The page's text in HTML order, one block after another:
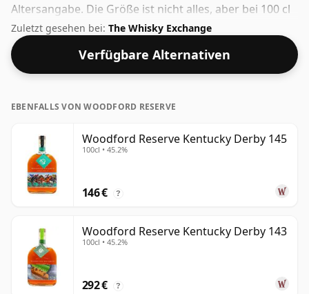
Altersangabe. Die Größe ist nicht alles, aber bei 100 cl
hält dieser zumindest länger.
Zuletzt gesehen bei: The Whisky Exchange
Verfügbare Alternativen
EBENFALLS VON WOODFORD RESERVE
Woodford Reserve Kentucky Derby 145
100cl • 45.2%
146 € ?
Woodford Reserve Kentucky Derby 143
100cl • 45.2%
292 € ?